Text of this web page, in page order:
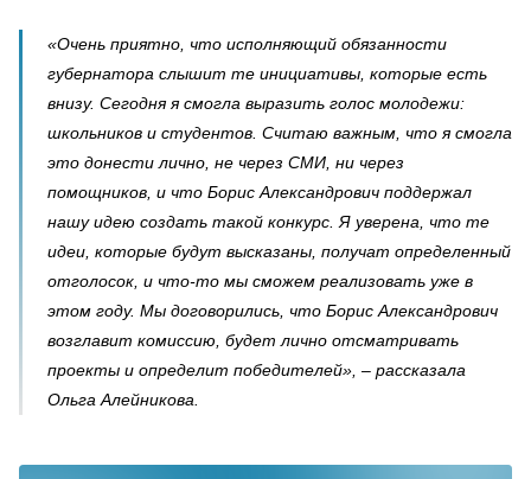
«Очень приятно, что исполняющий обязанности
губернатора слышит те инициативы, которые есть
внизу. Сегодня я смогла выразить голос молодежи:
школьников и студентов. Считаю важным, что я смогла
это донести лично, не через СМИ, ни через
помощников, и что Борис Александрович поддержал
нашу идею создать такой конкурс. Я уверена, что те
идеи, которые будут высказаны, получат определенный
отголосок, и что-то мы сможем реализовать уже в
этом году. Мы договорились, что Борис Александрович
возглавит комиссию, будет лично отсматривать
проекты и определит победителей», – рассказала
Ольга Алейникова.